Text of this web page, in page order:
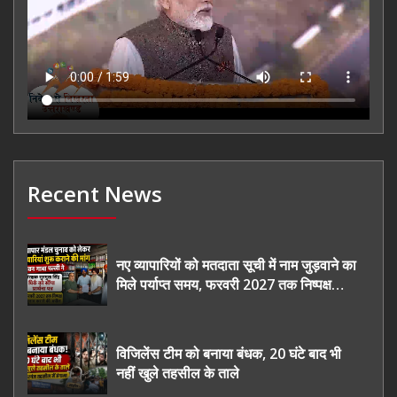
Recent News
नए व्यापारियों को मतदाता सूची में नाम जुड़वाने का
मिले पर्याप्त समय, फरवरी 2027 तक निष्पक्ष
विजिलेंस टीम को बनाया बंधक, 20 घंटे बाद भी
नहीं खुले तहसील के ताले